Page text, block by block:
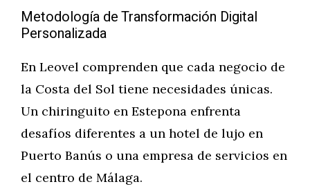
Metodología de Transformación Digital
Personalizada
En Leovel comprenden que cada negocio de
la Costa del Sol tiene necesidades únicas.
Un chiringuito en Estepona enfrenta
desafíos diferentes a un hotel de lujo en
Puerto Banús o una empresa de servicios en
el centro de Málaga.